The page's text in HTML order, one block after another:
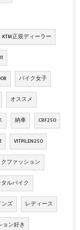
KTM正規ディーラー
バイク女子
オススメ
納車 CRF250
VITPILEN250
ファッション
ルバイク
ンズ レディース
ョン好き